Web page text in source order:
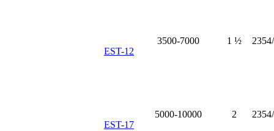
EST-12
3500-7000 1 ½
EST-17
5000-10000 2